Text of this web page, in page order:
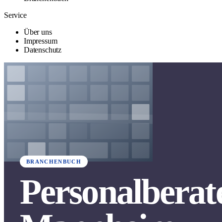
Service
Über uns
Impressum
Datenschutz
BRANCHENBUCH